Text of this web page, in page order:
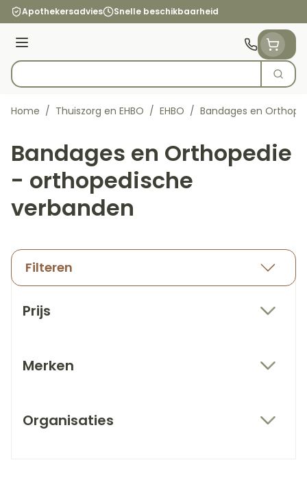
Ga naar de inhoud
Apothekersadvies Snelle beschikbaarheid
Menu
Product, merk, categorie...
Zoek
Home / Thuiszorg en EHBO / EHBO / Bandages en
Bandages en Orthopedie
- orthopedische
verbanden
Filteren
Prijs
Merken
Organisaties